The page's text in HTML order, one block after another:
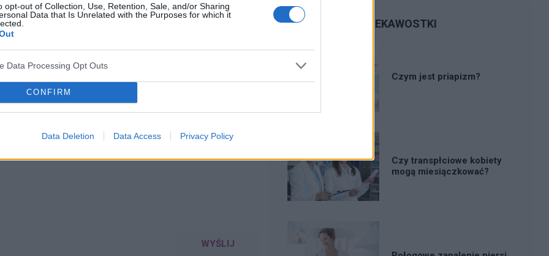
opt-out of Collection, Use, Retention, Sale, and/or Sharing
Data that Is Unrelated with the Purposes for which it
Data Processing Opt Outs
CONFIRM
Data Deletion Data Access Privacy Policy
WYŚLIJ
CIEKAWOSTKI
Czym jest priapizm?
Czy transpłciowe kobiety
mogą miesiączkować?